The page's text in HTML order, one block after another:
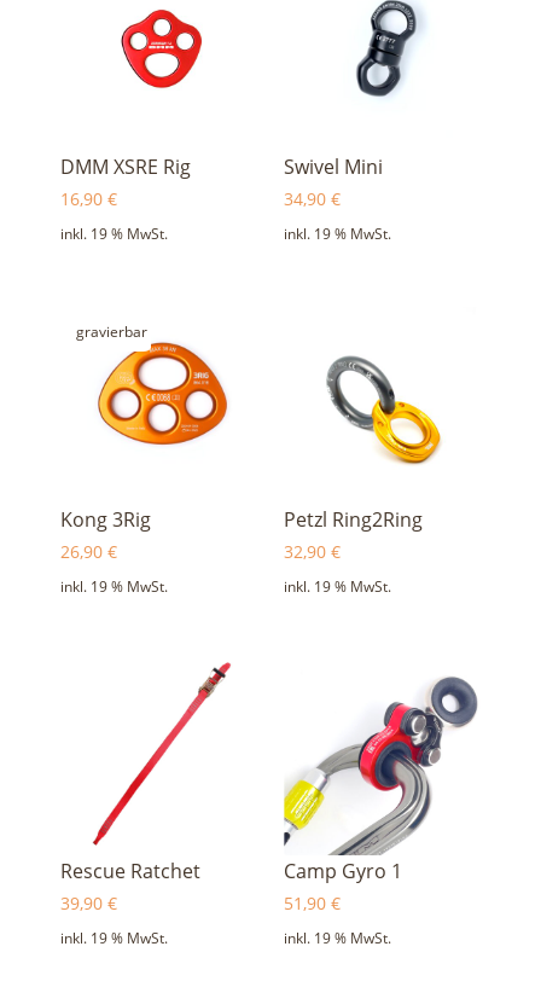
DMM XSRE Rig
16,90 €
inkl. 19 % MwSt.
Swivel Mini
34,90€
inkl. 19 % MwSt.
gravierbar
Kong 3Rig
26,90 €
inkl. 19 % MwSt.
Petzl Ring2Ring
32,90€
inkl. 19 % MwSt.
Rescue Ratchet
39,90 €
inkl. 19 % MwSt.
Camp Gyro 1
51,90€
inkl. 19 % MwSt.